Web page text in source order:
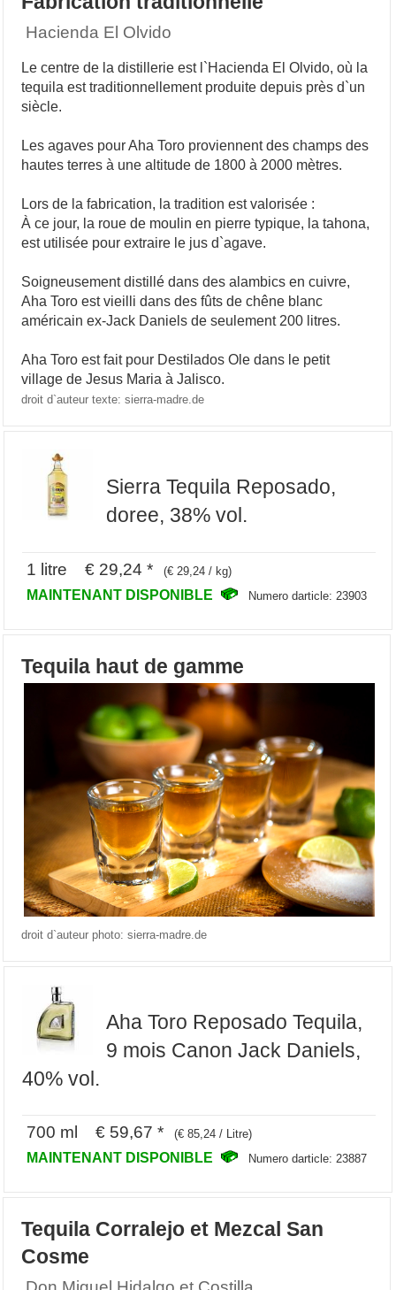
Hacienda El Olvido
Le centre de la distillerie est l`Hacienda El Olvido, où la
tequila est traditionnellement produite depuis près d`un
siècle.
Les agaves pour Aha Toro proviennent des champs des
hautes terres à une altitude de 1800 à 2000 mètres.
Lors de la fabrication, la tradition est valorisée :
À ce jour, la roue de moulin en pierre typique, la tahona,
est utilisée pour extraire le jus d`agave.
Soigneusement distillé dans des alambics en cuivre,
Aha Toro est vieilli dans des fûts de chêne blanc
américain ex-Jack Daniels de seulement 200 litres.
Aha Toro est fait pour Destilados Ole dans le petit
village de Jesus Maria à Jalisco.
droit d`auteur texte: sierra-madre.de
Sierra Tequila Reposado,
doree, 38% vol.
1 litre € 29,24 * (€ 29,24 / kg)
MAINTENANT DISPONIBLE Numero darticle: 23903
Tequila haut de gamme
droit d`auteur photo: sierra-madre.de
Aha Toro Reposado Tequila,
9 mois Canon Jack Daniels,
40% vol.
700 ml € 59,67 * (€ 85,24 / Litre)
MAINTENANT DISPONIBLE Numero darticle: 23887
Tequila Corralejo et Mezcal San
Cosme